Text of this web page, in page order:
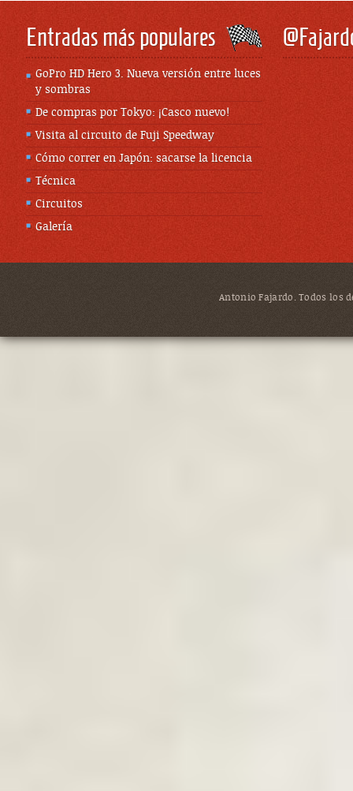
Entradas más populares
GoPro HD Hero 3. Nueva versión entre luces
y sombras
De compras por Tokyo: ¡Casco nuevo!
Visita al circuito de Fuji Speedway
Cómo correr en Japón: sacarse la licencia
Técnica
Circuitos
Galería
Antonio Fajardo. Todos los